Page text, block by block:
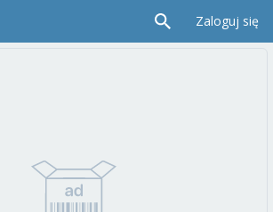
Zaloguj się